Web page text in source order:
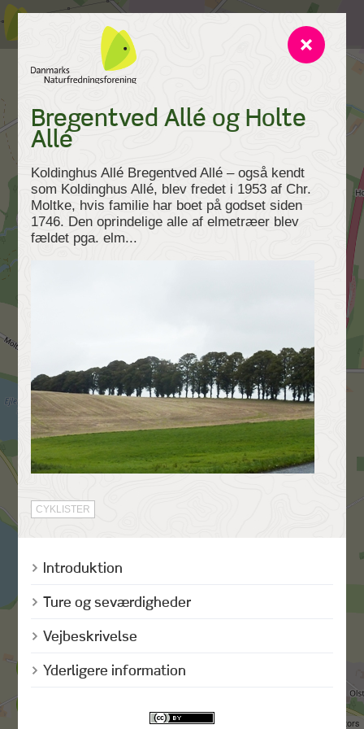
contributors
Bregentved Allé og Holte
Allé
Koldinghus Allé Bregentved Allé – også kendt
som Koldinghus Allé, blev fredet i 1953 af Chr.
Moltke, hvis familie har boet på godset siden
1746. Den oprindelige alle af elmetræer blev
fældet pga. elm...
CYKLISTER
Introduktion
Ture og seværdigheder
Vejbeskrivelse
Yderligere information